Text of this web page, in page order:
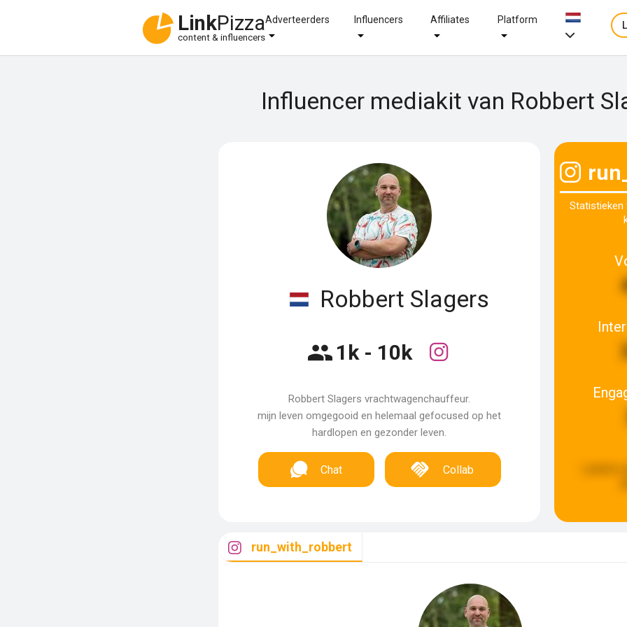
LinkPizza
content & influencers
Adverteerders Influencers Affiliates Platform
Influencer mediakit van Robbert
Robbert Slagers
1k - 10k
Robbert Slagers vrachtwagenchauffeur.
mijn leven omgegooid en helemaal gefocused op het
hardlopen en gezonder leven.
Chat Collab
run_with_robbert